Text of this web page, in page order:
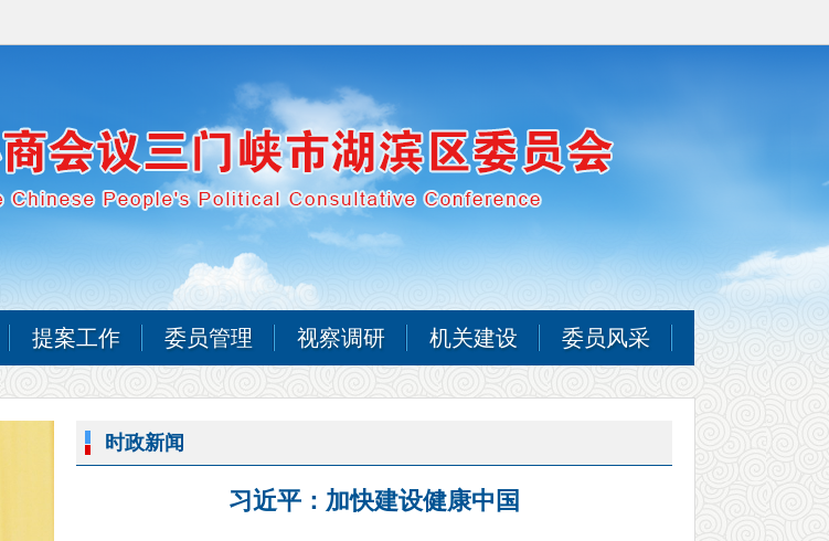
提案工作 委员管理 视察调研 机关建设 委员风采
时政新闻
习近平：加快建设健康中国